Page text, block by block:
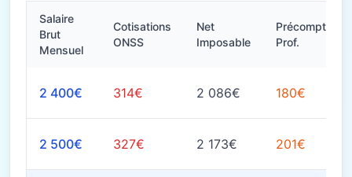
Salaire
Brut
Mensuel
Cotisations
ONSS
Net
Imposable
Précompte
Prof.
2 400€ 314€ 2 086€ 180€
2 500€ 327€ 2 173€ 201€